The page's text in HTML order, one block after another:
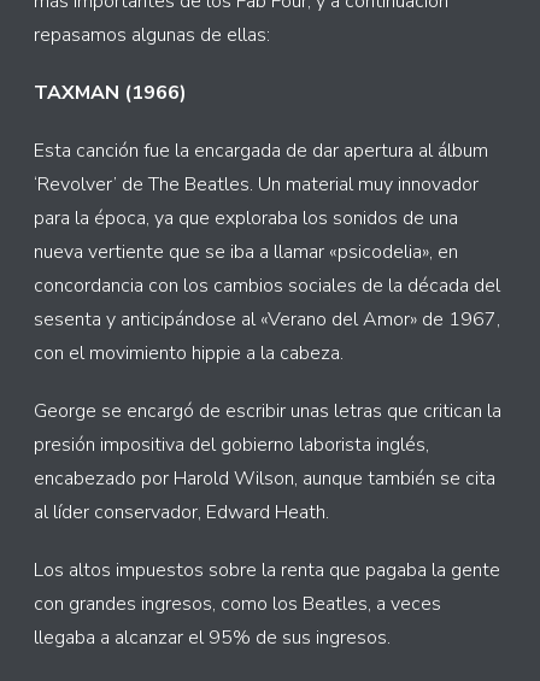
repasamos algunas de ellas:
TAXMAN (1966)
Esta canción fue la encargada de dar apertura al álbum
‘Revolver’ de The Beatles. Un material muy innovador
para la época, ya que exploraba los sonidos de una
nueva vertiente que se iba a llamar «psicodelia», en
concordancia con los cambios sociales de la década del
sesenta y anticipándose al «Verano del Amor» de 1967,
con el movimiento hippie a la cabeza.
George se encargó de escribir unas letras que critican la
presión impositiva del gobierno laborista inglés,
encabezado por Harold Wilson, aunque también se cita
al líder conservador, Edward Heath.
Los altos impuestos sobre la renta que pagaba la gente
con grandes ingresos, como los Beatles, a veces
llegaba a alcanzar el 95% de sus ingresos.